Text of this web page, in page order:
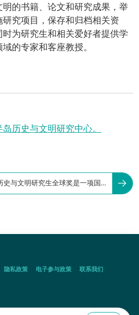
的书籍、论文和研究成果，举
究项目，保存和归档相关资
为研究生和相关爱好者提供学
的专家和客座教授。
历史与文明研究中心。
与文明研究生全球奖是一项国际
隐私政策 电子参与政策
联系我们